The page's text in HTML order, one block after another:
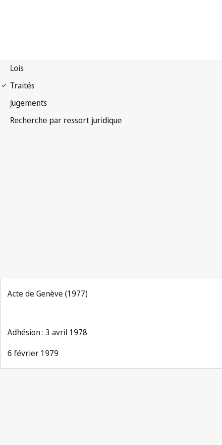
Acte de Genève (1977)
Adhésion : 3 avril 1978
6 février 1979